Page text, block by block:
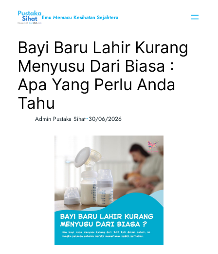
Ilmu Memacu Kesihatan Sejahtera
Bayi Baru Lahir Kurang
Menyusu Dari Biasa :
Apa Yang Perlu Anda
Tahu
Admin Pustaka Sihat•30/06/2026